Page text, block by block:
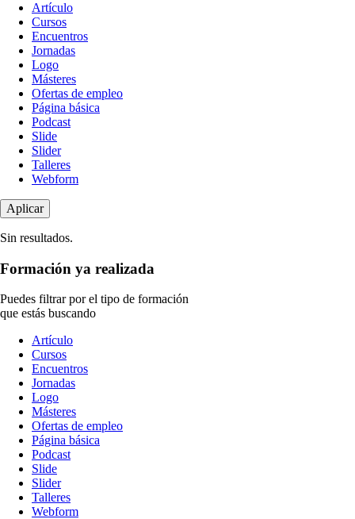
Tipo
contenido
Artículo
Cursos
Encuentros
Jornadas
Logo
Másteres
Ofertas de empleo
Página básica
Podcast
Slide
Slider
Talleres
Webform
Sin resultados.
Formación ya realizada
Puedes filtrar por el tipo de formación
que estás buscando
Tipo
contenido
Artículo
Cursos
Encuentros
Jornadas
Logo
Másteres
Ofertas de empleo
Página básica
Podcast
Slide
Slider
Talleres
Webform